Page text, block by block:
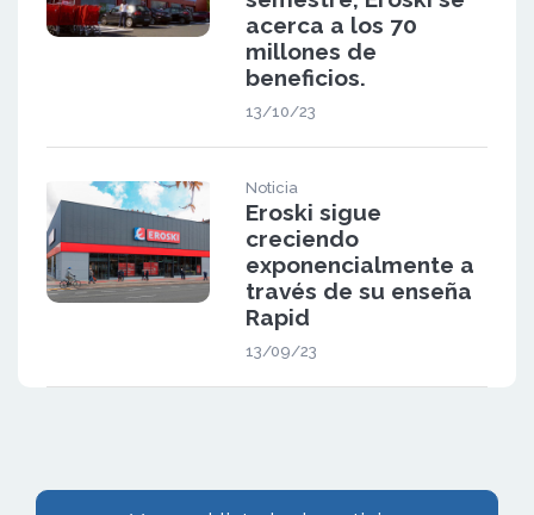
acerca a los 70
millones de
beneficios.
13/10/23
Noticia
Eroski sigue
creciendo
exponencialmente a
través de su enseña
Rapid
13/09/23